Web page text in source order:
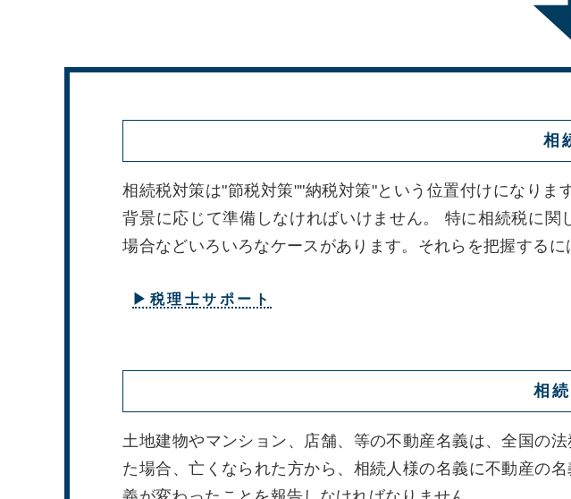
相
相続税対策は"節税対策""納税対策"という位置付けになり
背景に応じて準備しなければいけません。 特に相続税に
場合などいろいろなケースがあります。それらを把握する
▶税理士サポート
相
土地建物やマンション、店舗、等の不動産名義は、全国の
た場合、亡くなられた方から、相続人様の名義に不動産の